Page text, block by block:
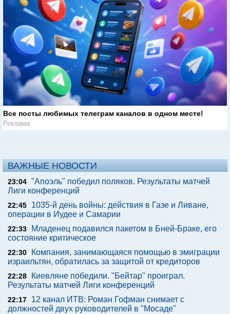
Все посты любимых телеграм каналов в одном месте!
Реклама
ВАЖНЫЕ НОВОСТИ
23:04 "Апоэль" победил поляков. Результаты матчей
Лиги конференций
22:45
1035-й день войны: действия в Газе и Ливане,
операции в Иудее и Самарии
22:33
Младенец подавился пакетом в Бней-Браке, его
состояние критическое
22:30
Компания, занимающаяся помощью в эмиграции
израильтян, обратилась за защитой от кредиторов
22:28
Киевляне победили. "Бейтар" проиграл.
Результаты матчей Лиги конференций
22:17
12 канал ИТВ: Роман Гофман снимает с
должностей двух руководителей в "Мосаде"